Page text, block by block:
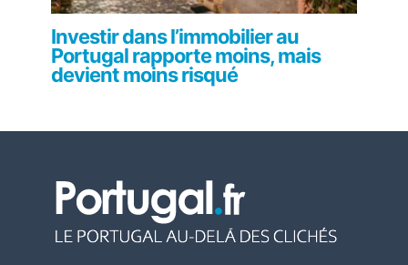
Investir dans l’immobilier au
Portugal rapporte moins, mais
devient moins risqué